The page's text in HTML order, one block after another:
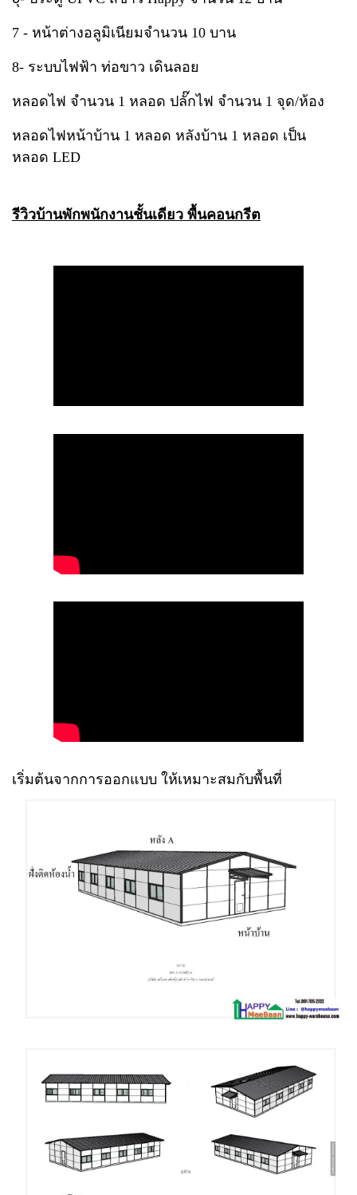
7 - หน้าต่างอลูมิเนียมจำนวน 10 บาน
8- ระบบไฟฟ้า ท่อขาว เดินลอย
หลอดไฟ จำนวน 1 หลอด ปลั๊กไฟ จำนวน 1 จุด/ห้อง
หลอดไฟหน้าบ้าน 1 หลอด หลังบ้าน 1 หลอด เป็น
หลอด LED
รีวิวบ้านพักพนักงานชั้นเดียว พื้นคอนกรีต
เริ่มต้นจากการออกแบบ ให้เหมาะสมกับพื้นที่